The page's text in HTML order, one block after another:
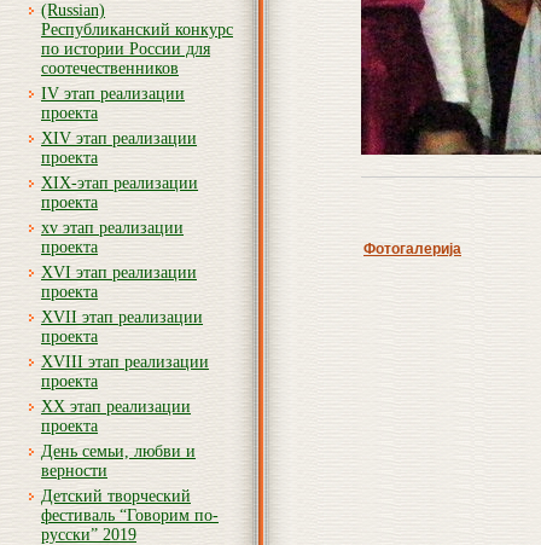
(Russian)
Республиканский конкурс
по истории России для
соотечественников
IV этап реализации
проекта
XIV этап реализации
проекта
XIX-этап реализации
проекта
xv этап реализации
проекта
XVI этап реализации
проекта
XVII этап реализации
проекта
XVIII этап реализации
проекта
XX этап реализации
проекта
День семьи, любви и
верности
Детский творческий
фестиваль “Говорим по-
русски” 2019
Фотогалерија